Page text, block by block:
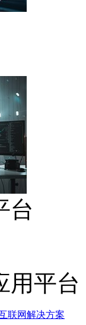
台
用平台
联网解决方案